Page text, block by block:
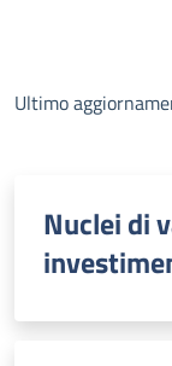
Ultimo
Nuclei di